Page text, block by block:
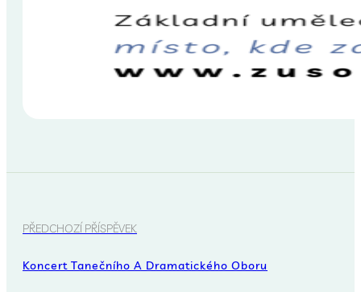
PŘEDCHOZÍ PŘÍSPĚVEK
Koncert Tanečního A Dramatického Oboru